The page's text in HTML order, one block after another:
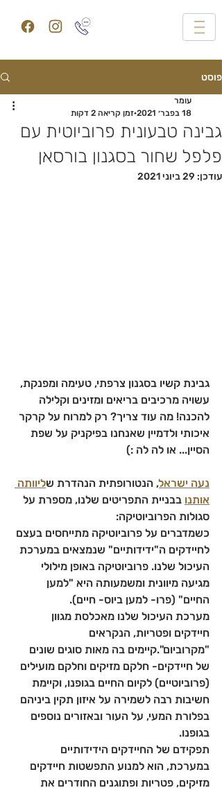
פוסט
גבינה טבעונית פרוביוטית עם
פלפל שחור בסגנון בורסאן
עומר
18 בפבר׳ 2021
זמן קריאה 2 דקות
עודכן: 29 ביוני 2021
גבינת קשיו בסגנון צרפתי, טעימה ומפנקת,
עשויה מרכיבים בריאים ומזינים וקלילה
להכנה! מה עוד צריך? רק למרוח על קרקר
איכותי ולדמיין שאנחנו בפיקניק על שפת
הסיין... או לה לה :)
נעה ישראל, הנטורופתית הנהדרת שליוותה
אותנו בבניית התפריטים שלנו, מספרת על
סגולות הפרוביוטיקה:
כשמדברים על פרוביוטיקה מתייחסים בעצם
לחיידקים ה"ידידותיים" שנמצאים במערכת
העיכול שלנו. פרוביוטיקה באופן מילולי
מגיעה מיוונית ומשמעותה היא "למען
החיים" (פרו- למען ביוס- חיים).
מערכת העיכול שלנו מאכלסת מגוון
חיידקים ופטריות, הנקראים
"מקרוביום".קיימים בה מאות סוגים שונים
של חיידקים- חלקם מזיקים וחלקם מועילים
(פרוביוטיים) לקיום החיים בגופנו, וקיימת
חשיבות רבה לשמירה על איזון תקין ביניהם
בפלורת המעי, על העור ובאזורים נוספים
בגופנו.
תפקידם של החיידקים הידידותיים
במערכת, הוא למנוע התפשטות חיידקים
מזיקים, פטריות ופתוגנים החודרים את